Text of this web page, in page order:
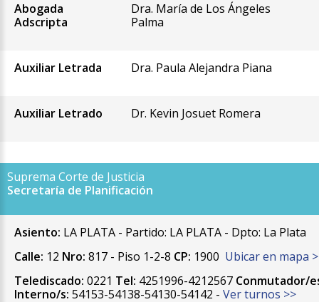
Abogada
Adscripta
Dra. María de Los Ángeles
Palma
Auxiliar Letrada Dra. Paula Alejandra Piana
Auxiliar Letrado Dr. Kevin Josuet Romera
Suprema Corte de Justicia
Secretaría de Planificación
Asiento: LA PLATA - Partido: LA PLATA - Dpto: La Plata
Calle: 12 Nro: 817 - Piso 1-2-8 CP: 1900 Ubicar en mapa
Telediscado: 0221 Tel: 4251996-4212567 Conmutador/
Interno/s: 54153-54138-54130-54142 - Ver turnos >>